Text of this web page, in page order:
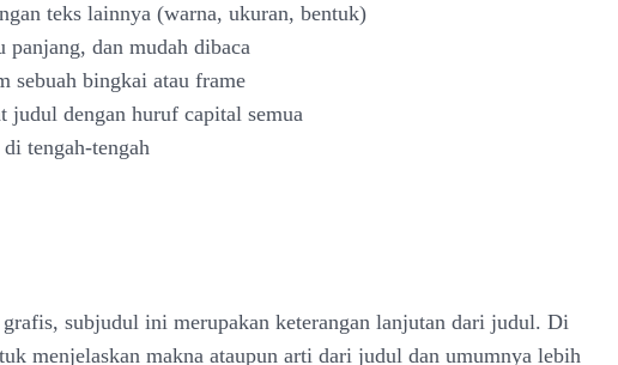
teks lainnya (warna, ukuran, bentuk)
dan mudah dibaca
sebuah bingkai atau frame
judul dengan huruf capital semua
tengah-tengah
subjudul ini merupakan keterangan lanjutan dari judul. Di
menjelaskan makna ataupun arti dari judul dan umumnya lebih